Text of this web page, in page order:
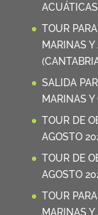
TOUR
MARINAS
SALIDA
MARINAS Y
TOUR DE
AGOSTO
TOUR DE
AGOSTO
TOUR
MARINAS